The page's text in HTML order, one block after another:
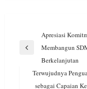
Navigasi
pos
Apresiasi
Membangun
Berkelanjutan
Terwujudnya
sebagai Capaian